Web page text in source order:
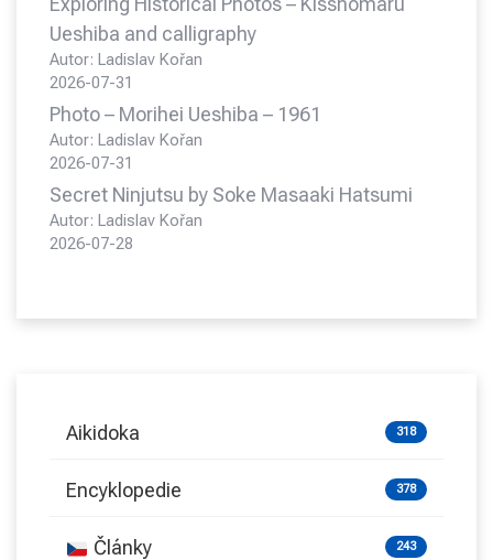
Ueshiba and calligraphy
Autor: Ladislav Kořan
2026-07-31
Photo – Morihei Ueshiba – 1961
Autor: Ladislav Kořan
2026-07-31
Secret Ninjutsu by Soke Masaaki Hatsumi
Autor: Ladislav Kořan
2026-07-28
Aikidoka 318
Encyklopedie 378
Články 243